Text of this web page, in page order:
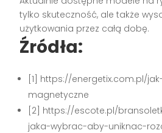
tylko skuteczność, ale także
użytkowania przez całą dobę.
Źródła:
[1] https://energetix.com.pl/
magnetyczne
[2] https://escote.pl/
jaka-wybrac-aby-uniknac-